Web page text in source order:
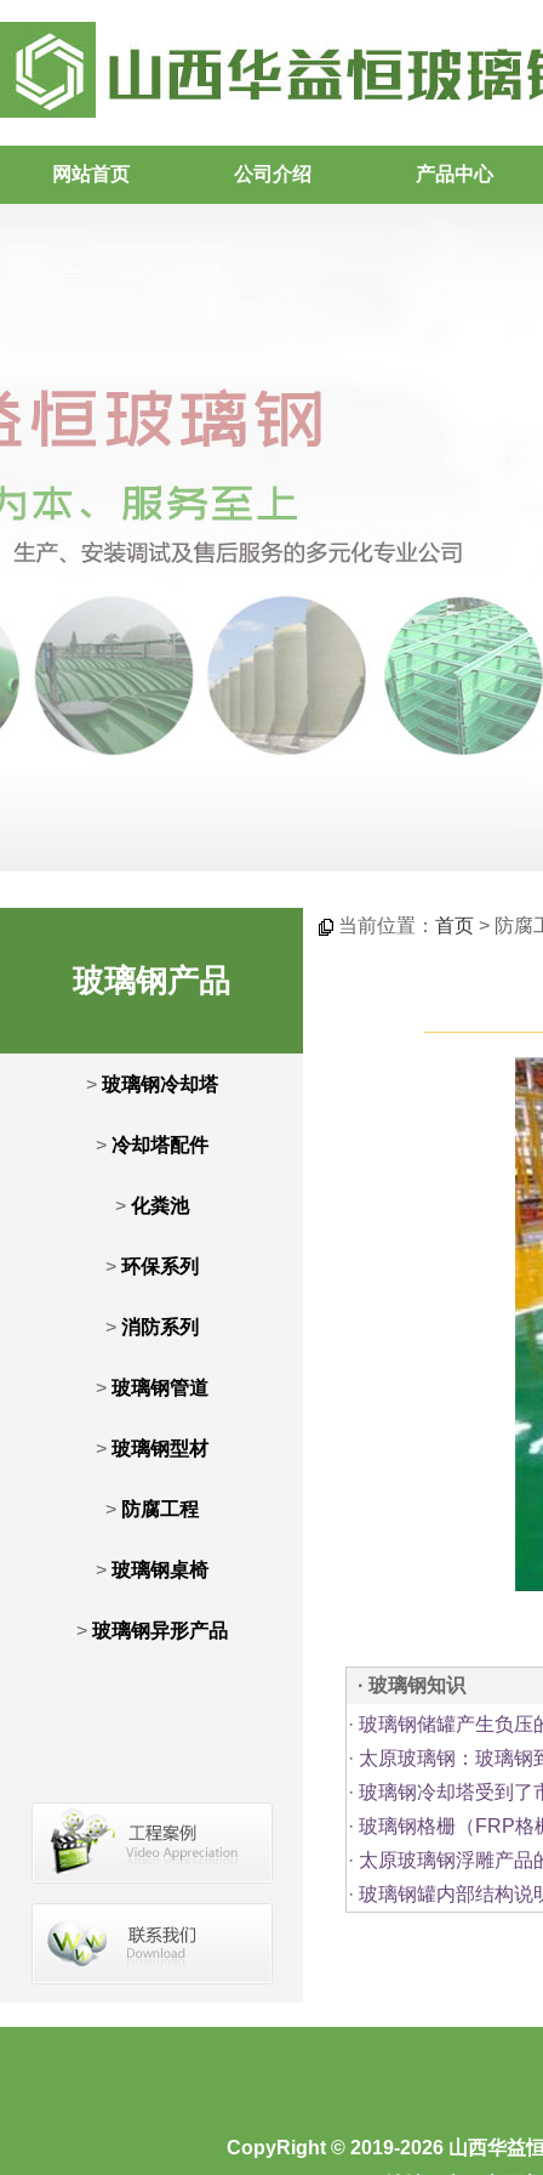
网站首页 公司介绍 产品中心
玻璃钢产品
> 玻璃钢冷却塔
> 冷却塔配件
> 化粪池
> 环保系列
> 消防系列
> 玻璃钢管道
> 玻璃钢型材
> 防腐工程
> 玻璃钢桌椅
> 玻璃钢异形产品
当前位置： 首页 > 防腐
· 玻璃钢知识
· 玻璃钢储罐产生负压
· 太原玻璃钢：玻璃钢
· 玻璃钢冷却塔受到了
· 玻璃钢格栅（FRP格
· 太原玻璃钢浮雕产品
· 玻璃钢罐内部结构说
CopyRight © 2019-2026 山西华益